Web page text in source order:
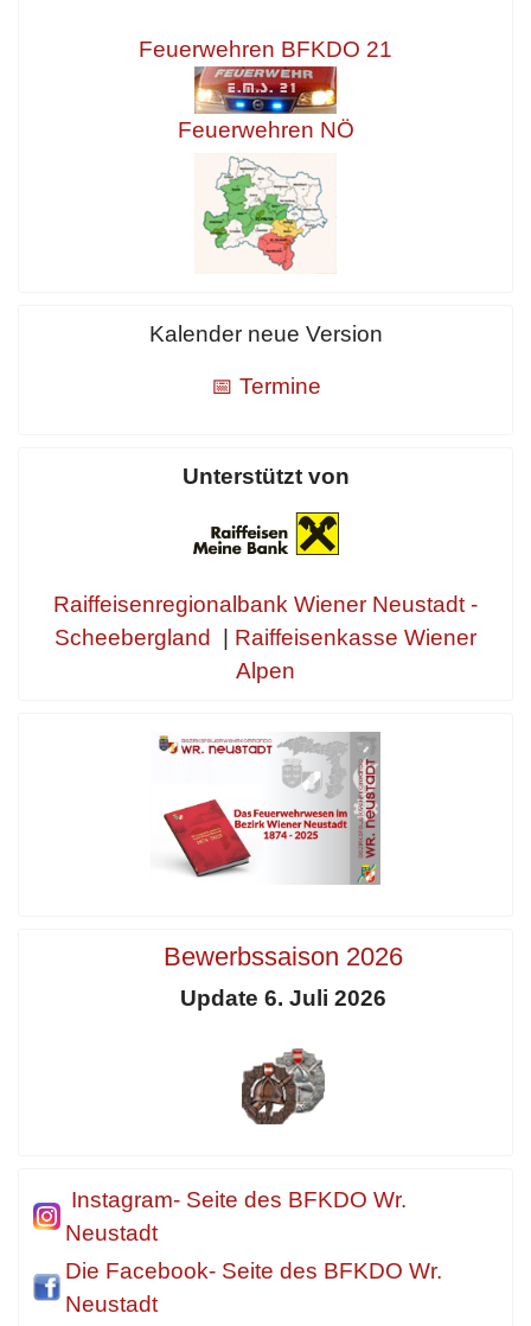
Feuerwehren BFKDO 21
Feuerwehren NÖ
Kalender neue Version
📅 Termine
Unterstützt von
Raiffeisenregionalbank Wiener Neustadt -
Scheebergland
Raiffeisenkasse Wiener
Alpen
Bewerbssaison 2026
Update 6. Juli 2026
Instagram- Seite des BFKDO Wr.
Neustadt
Die Facebook- Seite des BFKDO Wr.
Neustadt